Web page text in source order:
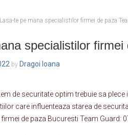
Lasa-te pe mana specialistilor firmei de paza
specialistilor
by Dragoi Ioana
de securitate optim trebuie sa
care influenteaza starea de
de paza Bucuresti Team Guard: